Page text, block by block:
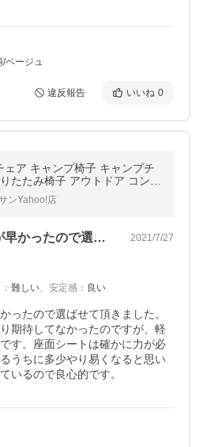
/ベージュ
違反報告 いいね 0
ェア キャンプ椅子 キャンプチ
たたみ椅子 アウトドア コンパ
クト アルミ 椅子 イス 携帯 チェアー 釣り
ンYahoo!店
急遽必要になり発送が早かったので選ばせ… 2021/7/27
： 難しい、 安定感 ： 良い
ったので選ばせて頂きました。
期待してなかったのですが、軽
す。座面シートは確かに力が必
うちに多少やり易くなると思い
いるので良心的です。